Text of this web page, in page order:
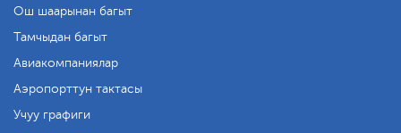
Ош шаарынан багыт
Тамчыдан багыт
Авиакомпаниялар
Аэропорттун тактасы
Учуу графиги